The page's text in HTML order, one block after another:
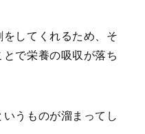
してくれるため、そ
で栄養の吸収が落ち
うものが溜まってし